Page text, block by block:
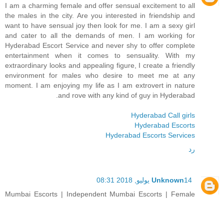
I am a charming female and offer sensual excitement to all
the males in the city. Are you interested in friendship and
want to have sensual joy then look for me. I am a sexy girl
and cater to all the demands of men. I am working for
Hyderabad Escort Service and never shy to offer complete
entertainment when it comes to sensuality. With my
extraordinary looks and appealing figure, I create a friendly
environment for males who desire to meet me at any
moment. I am enjoying my life as I am extrovert in nature
and rove with any kind of guy in Hyderabad.
Hyderabad Call girls
Hyderabad Escorts
Hyderabad Escorts Services
رد
Unknown14 يوليو, 2018 08:31
Mumbai Escorts | Independent Mumbai Escorts | Female